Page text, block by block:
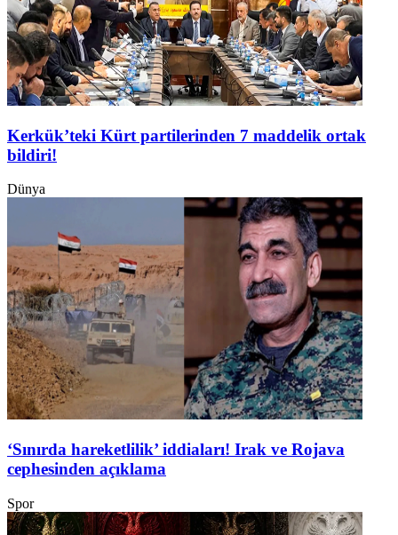
Kerkük’teki Kürt partilerinden 7 maddelik ortak
bildiri!
Dünya
‘Sınırda hareketlilik’ iddiaları! Irak ve Rojava
cephesinden açıklama
Spor